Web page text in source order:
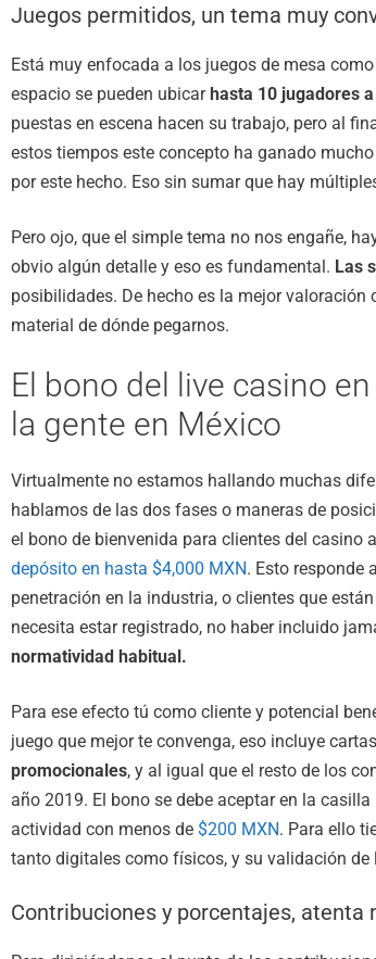
Juegos permitidos, un tema muy
Está muy enfocada a los juegos de mesa
espacio se pueden ubicarhasta 10 jugadores
puestas en escena hacen su trabajo, pero al
estos tiempos este concepto ha ganado
por este hecho. Eso sin sumar que hay
Pero ojo, que el simple tema no nos engañe,
obvio algún detalle y eso es fundamental. Las
posibilidades. De hecho es la mejor
material de dónde pegarnos.
El bono del live casino
la gente en México
Virtualmente no estamos hallando muchas
hablamos de las dos fases o maneras de
el bono de bienvenida para clientes del casino
depósito en hasta $4,000 MXN. Esto responde
penetración en la industria, o clientes que
necesita estar registrado, no haber incluido
normatividad habitual.
Para ese efecto tú como cliente y potencial
juego que mejor te convenga, eso incluye
promocionales, y al igual que el resto de los
año 2019. El bono se debe aceptar en la
actividad con menos de $200 MXN. Para ello
tanto digitales como físicos, y su validación de
Contribuciones y porcentajes, atenta